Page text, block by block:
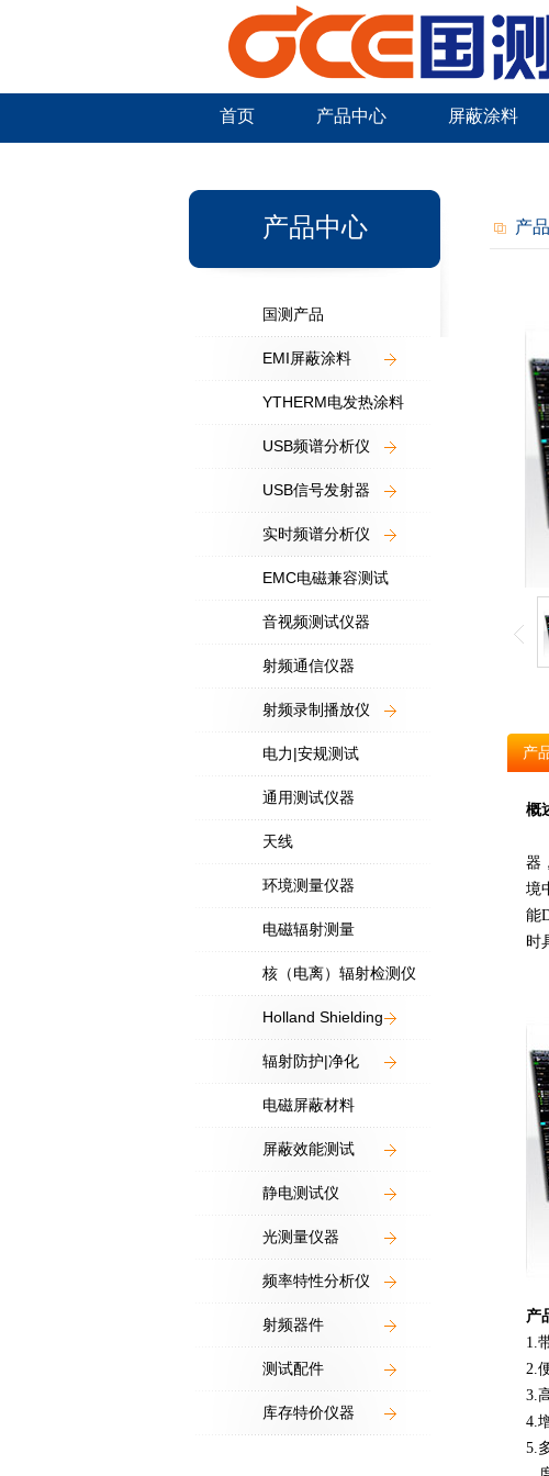
首页 产品中心 屏蔽涂料
产品中心
国测产品
EMI屏蔽涂料
YTHERM电发热涂料
USB频谱分析仪
USB信号发射器
实时频谱分析仪
EMC电磁兼容测试
音视频测试仪器
射频通信仪器
射频录制播放仪
电力|安规测试
通用测试仪器
天线
环境测量仪器
电磁辐射测量
核（电离）辐射检测仪
Holland Shielding
辐射防护|净化
电磁屏蔽材料
屏蔽效能测试
静电测试仪
光测量仪器
频率特性分析仪
射频器件
测试配件
库存特价仪器
产
产
概
器
境
能
时
产
1.
2.
3.
4.
5.